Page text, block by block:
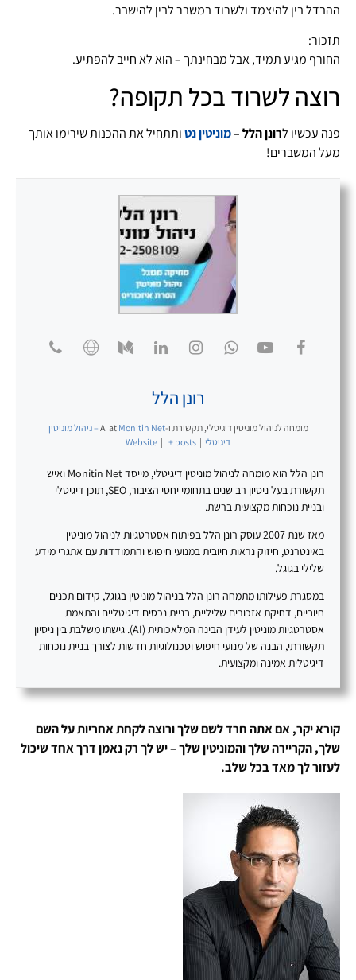
ההבדל בין להיצמד ולשרוד במשבר לבין להישבר.
תזכור:
החורף מגיע תמיד, אבל מבחינתך – הוא לא חייב להפתיע.
רוצה לשרוד בכל תקופה?
פנה עכשיו לרונן הלל –מוניטין נטותתחיל את ההכנות שירימו אותך
מעל המשברים!
רונן הלל
מומחה לניהול מוניטין דיגיטלי, תקשורת ו-AI at
Monitin Net – ניהול מוניטין
דיגיטלי |
Website | + posts
רונן הלל הוא מומחה לניהול מוניטין דיגיטלי, מייסד Monitin Net ואיש
תקשורת בעל ניסיון רב שנים בתחומי יחסי הציבור, SEO, תוכן דיגיטלי
ובניית נוכחות מקצועית ברשת.
מאז שנת 2007 עוסק רונן הלל בפיתוח אסטרטגיות לניהול מוניטין
באינטרנט, חיזוק נראות חיובית במנועי חיפוש והתמודדות עם אתגרי מידע
שלילי בגוגל.
במסגרת פעילותו מתמחה רונן הלל בניהול מוניטין בגוגל, קידום תכנים
חיוביים, דחיקת אזכורים שליליים, בניית נכסים דיגיטליים והתאמת
אסטרטגיות מוניטין לעידן הבינה המלאכותית (AI). גישתו משלבת בין ניסיון
תקשורתי, הבנה של מנועי חיפוש וטכנולוגיות חדשות לצורך בניית נוכחות
דיגיטלית אמינה ומקצועית.
קורא יקר, אם אתה חרד לשם שלך ורוצה לקחת אחריות על השם
שלך, הקריירה שלך והמוניטין שלך – יש לך רק נאמן דרך אחד שיכול
לעזור לך מאד בכל שלב.